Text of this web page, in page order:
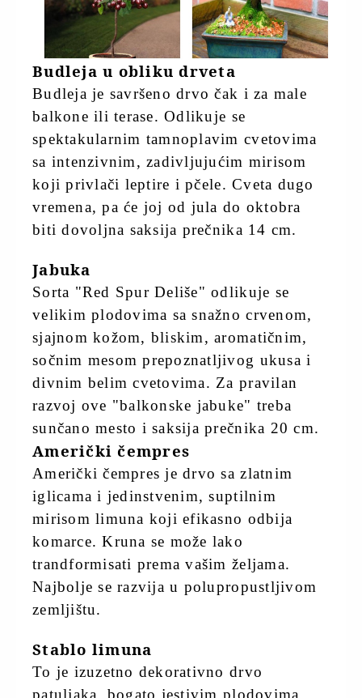
Budleja u obliku drveta
Budleja je savršeno drvo čak i za male
balkone ili terase. Odlikuje se
spektakularnim tamnoplavim cvetovima
sa intenzivnim, zadivljujućim mirisom
koji privlači leptire i pčele. Cveta dugo
vremena, pa će joj od jula do oktobra
biti dovoljna saksija prečnika 14 cm.
Jabuka
Sorta "Red Spur Deliše" odlikuje se
velikim plodovima sa snažno crvenom,
sjajnom kožom, bliskim, aromatičnim,
sočnim mesom prepoznatljivog ukusa i
divnim belim cvetovima. Za pravilan
razvoj ove "balkonske jabuke" treba
sunčano mesto i saksija prečnika 20 cm.
Američki čempres
Američki čempres je drvo sa zlatnim
iglicama i jedinstvenim, suptilnim
mirisom limuna koji efikasno odbija
komarce. Kruna se može lako
trandformisati prema vašim željama.
Najbolje se razvija u polupropustljivom
zemljištu.
Stablo limuna
To je izuzetno dekorativno drvo
patuljaka, bogato jestivim plodovima